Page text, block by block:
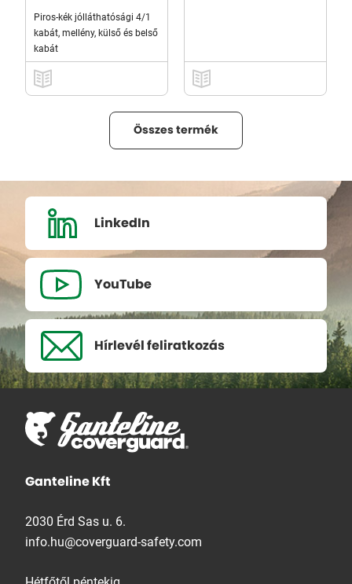
Piros-kék jólláthatósági 4/1
kabát, mellény, külső és belső
kabát
Összes termék
LinkedIn
YouTube
Hírlevél feliratkozás
Ganteline Kft
2030 Érd Sas u. 6.
info.hu@coverguard-safety.com